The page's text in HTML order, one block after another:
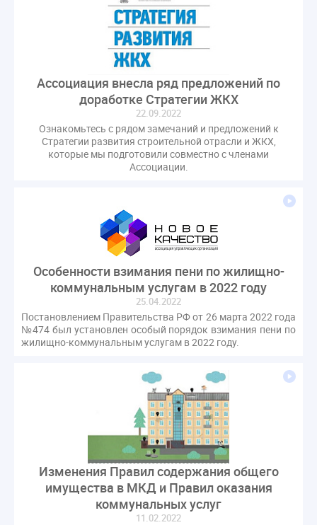
Ассоциация внесла ряд предложений по
доработке Стратегии ЖКХ
22.09.2022
Ознакомьтесь с рядом замечаний и предложений к
Стратегии развития строительной отрасли и ЖКХ,
которые мы подготовили совместно с членами
Ассоциации.
Особенности взимания пени по жилищно-
коммунальным услугам в 2022 году
25.04.2022
Постановлением Правительства РФ от 26 марта 2022 года
№474 был установлен особый порядок взимания пени по
жилищно-коммунальным услугам в 2022 году.
Изменения Правил содержания общего
имущества в МКД и Правил оказания
коммунальных услуг
11.02.2022